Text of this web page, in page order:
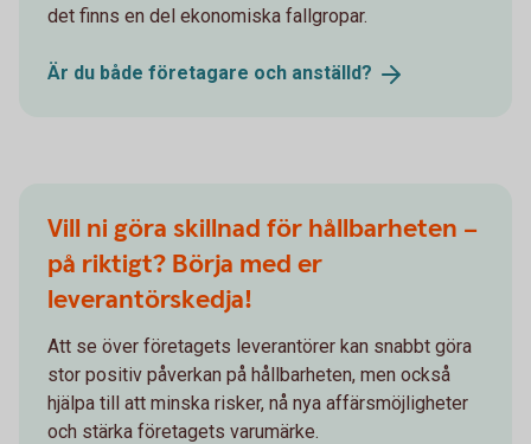
det finns en del ekonomiska fallgropar.
Är du både företagare och anställd?
Vill ni göra skillnad för hållbarheten –
på riktigt? Börja med er
leverantörskedja!
Att se över företagets leverantörer kan snabbt göra
stor positiv påverkan på hållbarheten, men också
hjälpa till att minska risker, nå nya affärsmöjligheter
och stärka företagets varumärke.